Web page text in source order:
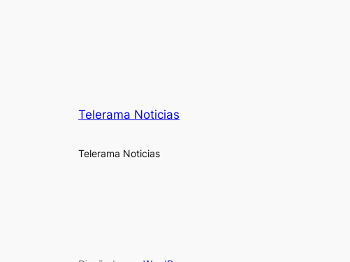
Telerama Noticias
Telerama Noticias